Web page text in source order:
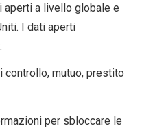
aperti a livello globale e
I dati aperti
controllo, mutuo, prestito
per sbloccare le